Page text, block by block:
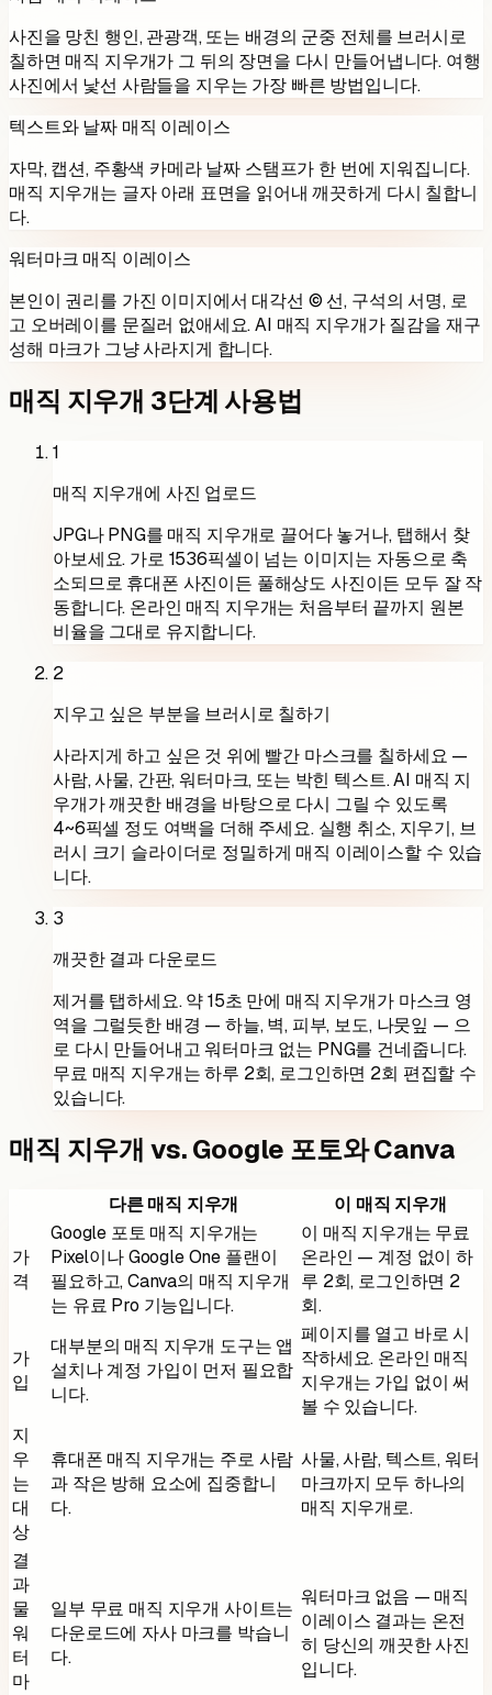
사진을 망친 행인, 관광객, 또는 배경의 군중 전체를 브러시로
칠하면 매직 지우개가 그 뒤의 장면을 다시 만들어냅니다. 여행
사진에서 낯선 사람들을 지우는 가장 빠른 방법입니다.
텍스트와 날짜 매직 이레이스
자막, 캡션, 주황색 카메라 날짜 스탬프가 한 번에 지워집니다.
매직 지우개는 글자 아래 표면을 읽어내 깨끗하게 다시 칠합니
다.
워터마크 매직 이레이스
본인이 권리를 가진 이미지에서 대각선 © 선, 구석의 서명, 로
고 오버레이를 문질러 없애세요. AI 매직 지우개가 질감을 재구
성해 마크가 그냥 사라지게 합니다.
매직 지우개 3단계 사용법
1
매직 지우개에 사진 업로드
JPG나 PNG를 매직 지우개로 끌어다 놓거나, 탭해서 찾
아보세요. 가로 1536픽셀이 넘는 이미지는 자동으로 축
소되므로 휴대폰 사진이든 풀해상도 사진이든 모두 잘 작
동합니다. 온라인 매직 지우개는 처음부터 끝까지 원본
비율을 그대로 유지합니다.
2
지우고 싶은 부분을 브러시로 칠하기
사라지게 하고 싶은 것 위에 빨간 마스크를 칠하세요 —
사람, 사물, 간판, 워터마크, 또는 박힌 텍스트. AI 매직 지
우개가 깨끗한 배경을 바탕으로 다시 그릴 수 있도록
4~6픽셀 정도 여백을 더해 주세요. 실행 취소, 지우기, 브
러시 크기 슬라이더로 정밀하게 매직 이레이스할 수 있습
니다.
3
깨끗한 결과 다운로드
제거를 탭하세요. 약 15초 만에 매직 지우개가 마스크 영
역을 그럴듯한 배경 — 하늘, 벽, 피부, 보도, 나뭇잎 — 으
로 다시 만들어내고 워터마크 없는 PNG를 건네줍니다.
무료 매직 지우개는 하루 2회, 로그인하면 2회 편집할 수
있습니다.
매직 지우개 vs. Google 포토와 Canva
다른 매직 지우개 이 매직 지우개
가
격
Google 포토 매직 지우개는
Pixel이나 Google One 플랜이
필요하고, Canva의 매직 지우개
는 유료 Pro 기능입니다.
이 매직 지우개는 무료
온라인 — 계정 없이 하
루 2회, 로그인하면 2
회.
가
입
대부분의 매직 지우개 도구는 앱
설치나 계정 가입이 먼저 필요합
니다.
페이지를 열고 바로 시
작하세요. 온라인 매직
지우개는 가입 없이 써
볼 수 있습니다.
지
우
는
대
상
휴대폰 매직 지우개는 주로 사람
과 작은 방해 요소에 집중합니
다.
사물, 사람, 텍스트, 워터
마크까지 모두 하나의
매직 지우개로.
결
과
물
워
터
마
일부 무료 매직 지우개 사이트는
다운로드에 자사 마크를 박습니
다.
워터마크 없음 — 매직
이레이스 결과는 온전
히 당신의 깨끗한 사진
입니다.